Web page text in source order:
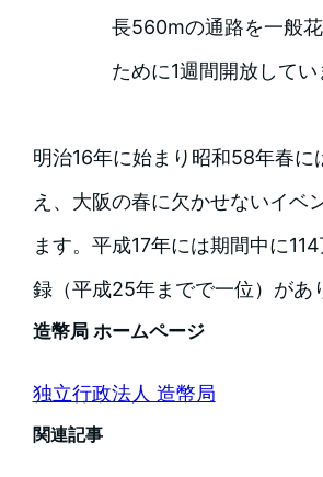
長560mの通路を一般
ために1週間開放してい
明治16年に始まり昭和58年春に
え、大阪の春に欠かせないイベ
ます。平成17年には期間中に
録（平成25年までで一位）があ
造幣局 ホームページ
独立行政法人 造幣局
関連記事